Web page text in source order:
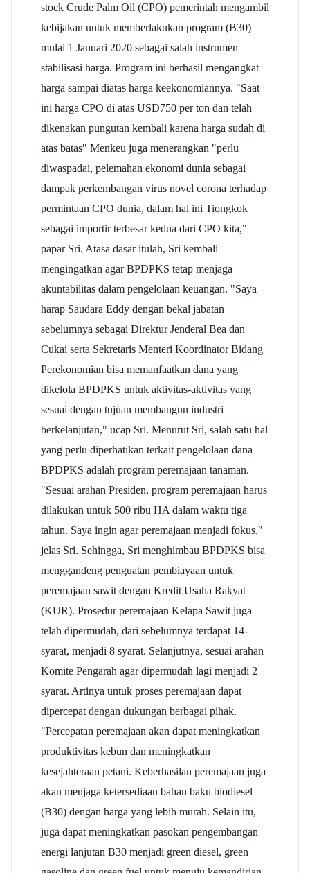
stock Crude Palm Oil (CPO) pemerintah mengambil
kebijakan untuk memberlakukan program (B30)
mulai 1 Januari 2020 sebagai salah instrumen
stabilisasi harga. Program ini berhasil mengangkat
harga sampai diatas harga keekonomiannya. "Saat
ini harga CPO di atas USD750 per ton dan telah
dikenakan pungutan kembali karena harga sudah di
atas batas" Menkeu juga menerangkan "perlu
diwaspadai, pelemahan ekonomi dunia sebagai
dampak perkembangan virus novel corona terhadap
permintaan CPO dunia, dalam hal ini Tiongkok
sebagai importir terbesar kedua dari CPO kita,"
papar Sri. Atasa dasar itulah, Sri kembali
mengingatkan agar BPDPKS tetap menjaga
akuntabilitas dalam pengelolaan keuangan. "Saya
harap Saudara Eddy dengan bekal jabatan
sebelumnya sebagai Direktur Jenderal Bea dan
Cukai serta Sekretaris Menteri Koordinator Bidang
Perekonomian bisa memanfaatkan dana yang
dikelola BPDPKS untuk aktivitas-aktivitas yang
sesuai dengan tujuan membangun industri
berkelanjutan," ucap Sri. Menurut Sri, salah satu hal
yang perlu diperhatikan terkait pengelolaan dana
BPDPKS adalah program peremajaan tanaman.
"Sesuai arahan Presiden, program peremajaan harus
dilakukan untuk 500 ribu HA dalam waktu tiga
tahun. Saya ingin agar peremajaan menjadi fokus,"
jelas Sri. Sehingga, Sri menghimbau BPDPKS bisa
menggandeng penguatan pembiayaan untuk
peremajaan sawit dengan Kredit Usaha Rakyat
(KUR). Prosedur peremajaan Kelapa Sawit juga
telah dipermudah, dari sebelumnya terdapat 14-
syarat, menjadi 8 syarat. Selanjutnya, sesuai arahan
Komite Pengarah agar dipermudah lagi menjadi 2
syarat. Artinya untuk proses peremajaan dapat
dipercepat dengan dukungan berbagai pihak.
"Percepatan peremajaan akan dapat meningkatkan
produktivitas kebun dan meningkatkan
kesejahteraan petani. Keberhasilan peremajaan juga
akan menjaga ketersediaan bahan baku biodiesel
(B30) dengan harga yang lebih murah. Selain itu,
juga dapat meningkatkan pasokan pengembangan
energi lanjutan B30 menjadi green diesel, green